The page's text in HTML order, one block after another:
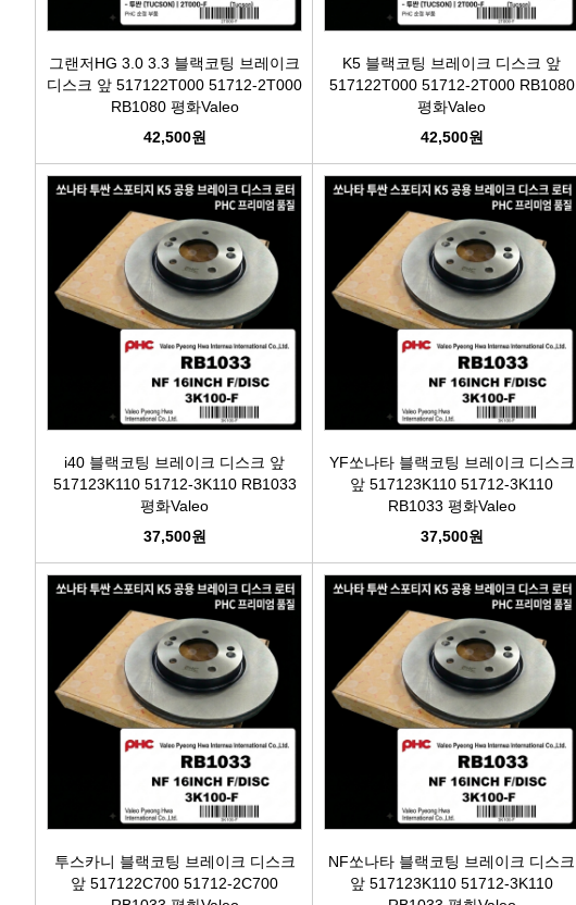
그랜저HG 3.0 3.3 블랙코팅 브레이크
디스크 앞 517122T000 51712-2T000
RB1080 평화Valeo
42,500원
K5 블랙코팅 브레이크 디스크 앞
517122T000 51712-2T000 RB1080
평화Valeo
42,500원
i40 블랙코팅 브레이크 디스크 앞
517123K110 51712-3K110 RB1033
평화Valeo
37,500원
YF쏘나타 블랙코팅 브레이크 디스크
앞 517123K110 51712-3K110
RB1033 평화Valeo
37,500원
투스카니 블랙코팅 브레이크 디스크
앞 517122C700 51712-2C700
NF쏘나타 블랙코팅 브레이크 디스크
앞 517123K110 51712-3K110